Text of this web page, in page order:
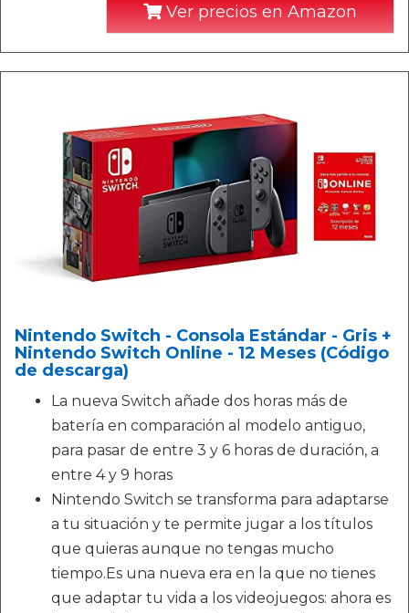
Ver precios en Amazon
Nintendo Switch - Consola Estándar - Gris +
Nintendo Switch Online - 12 Meses (Código
de descarga)
La nueva Switch añade dos horas más de
batería en comparación al modelo antiguo,
para pasar de entre 3 y 6 horas de duración, a
entre 4 y 9 horas
Nintendo Switch se transforma para adaptarse
a tu situación y te permite jugar a los títulos
que quieras aunque no tengas mucho
tiempo.Es una nueva era en la que no tienes
que adaptar tu vida a los videojuegos: ahora es